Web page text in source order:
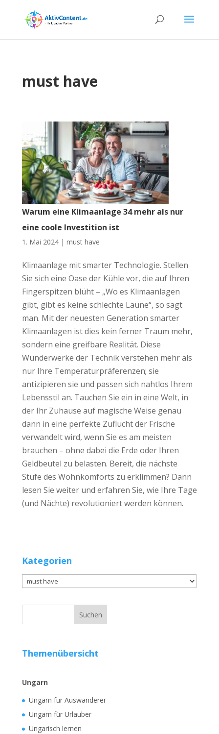
must have
Warum eine Klimaanlage 34 mehr als nur
eine coole Investition ist
1. Mai 2024 | must have
Klimaanlage mit smarter Technologie. Stellen
Sie sich eine Oase der Kühle vor, die auf Ihren
Fingerspitzen blüht – „Wo es Klimaanlagen
gibt, gibt es keine schlechte Laune“, so sagt
man. Mit der neuesten Generation smarter
Klimaanlagen ist dies kein ferner Traum mehr,
sondern eine greifbare Realität. Diese
Wunderwerke der Technik verstehen mehr als
nur Ihre Temperaturpräferenzen; sie
antizipieren sie und passen sich nahtlos Ihrem
Lebensstil an. Tauchen Sie ein in eine Welt, in
der Ihr Zuhause auf magische Weise genau
dann in eine perfekte Zuflucht der Frische
verwandelt wird, wenn Sie es am meisten
brauchen – ohne dabei die Erde oder Ihren
Geldbeutel zu belasten. Bereit, die nächste
Stufe des Wohnkomforts zu erklimmen? Dann
lesen Sie weiter und erfahren Sie, wie Ihre Tage
(und Nächte) revolutioniert werden können.
Kategorien
Kategorien
Themenübersicht
Ungarn
Ungarn für Auswanderer
Ungarn für Urlauber
Ungarisch lernen